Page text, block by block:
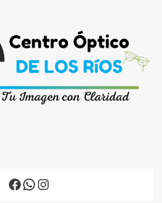
Facebook
WhatsApp
Instagram